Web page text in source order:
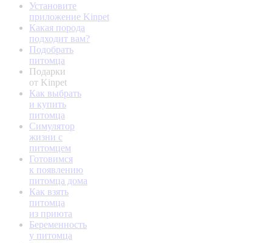
Установите
приложение Kinpet
Какая порода
подходит вам?
Подобрать
питомца
Подарки
от Kinpet
Как выбрать
и купить
питомца
Симулятор
жизни с
питомцем
Готовимся
к появлению
питомца дома
Как взять
питомца
из приюта
Беременность
у питомца